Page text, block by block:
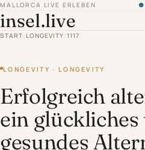
MALLORCA LIVE ERLEBEN ●
insel.live
START LONGEVITY /1117
LONGEVITY · LONGEVITY
Erfolgreich
ein glückliches
gesundes